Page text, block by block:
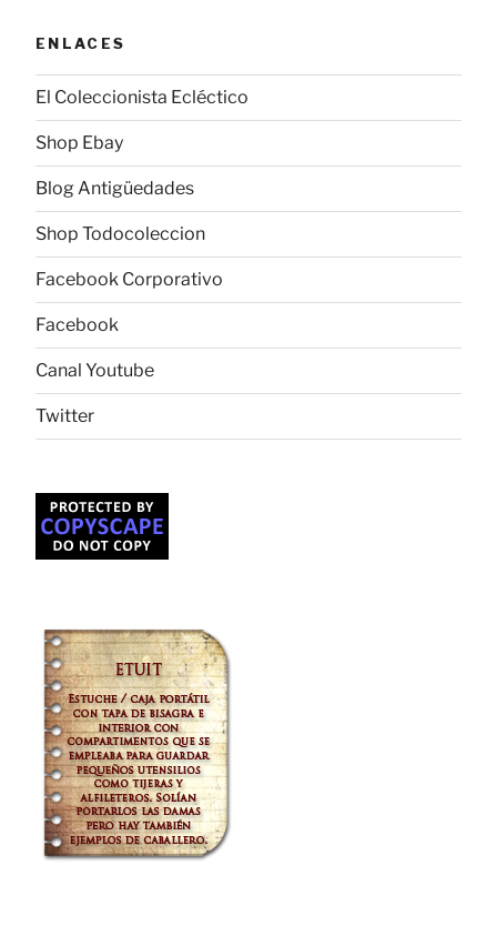
ENLACES
El Coleccionista Ecléctico
Shop Ebay
Blog Antigüedades
Shop Todocoleccion
Facebook Corporativo
Facebook
Canal Youtube
Twitter